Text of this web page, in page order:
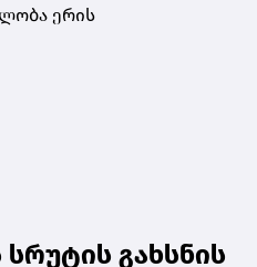
ერის
გახსნის